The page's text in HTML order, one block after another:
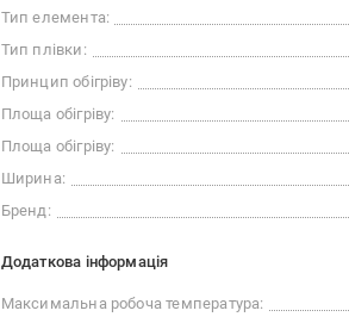
Тип елемента:
Тип плівки:
Принцип обігріву:
Площа обігріву:
Площа обігріву:
Ширина:
Бренд:
Додаткова інформація
Максимальна робоча температура: